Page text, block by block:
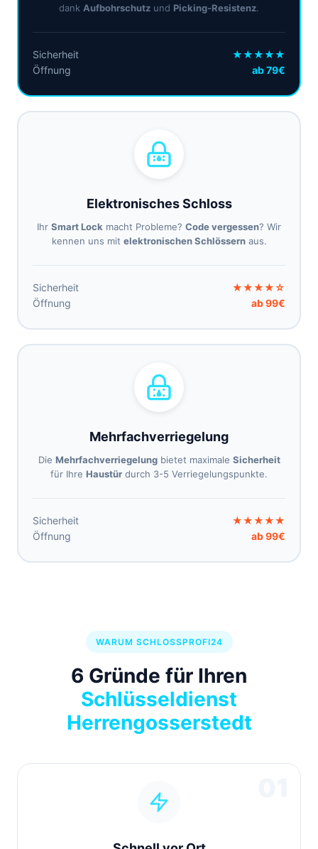
dank Aufbohrschutz und Picking-Resistenz.
Sicherheit
★★★★★
Öffnung
ab 79€
Elektronisches Schloss
Ihr Smart Lock macht Probleme? Code vergessen? Wir
kennen uns mit elektronischen Schlössernaus.
Sicherheit
★★★★☆
Öffnung
ab 99€
Mehrfachverriegelung
Die Mehrfachverriegelungbietet maximale Sicherheit
für Ihre Haustür durch 3-5 Verriegelungspunkte.
Sicherheit
★★★★★
Öffnung
ab 99€
WARUM SCHLOSSPROFI24
6 Gründe für Ihren
Schlüsseldienst
Herrengosserstedt